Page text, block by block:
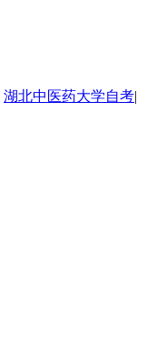
湖北中医药大学自考|